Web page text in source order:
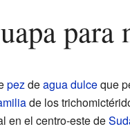
para
pezdeagua dulceque
de los
en el centro-este de